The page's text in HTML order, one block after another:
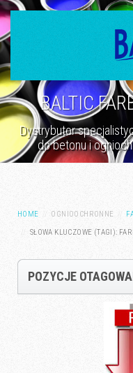
BALTIC
Dystrybutor
do betonu i
HOME OGNIOOCHRONNE
SŁOWA KLUCZOWE (TAGI):
POZYCJE